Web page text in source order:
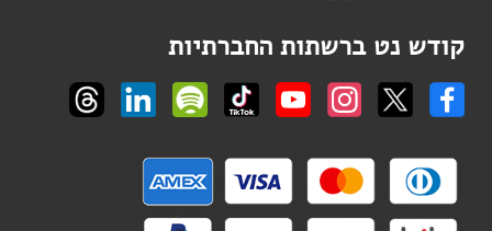
קודש נט ברשתות החברתיות